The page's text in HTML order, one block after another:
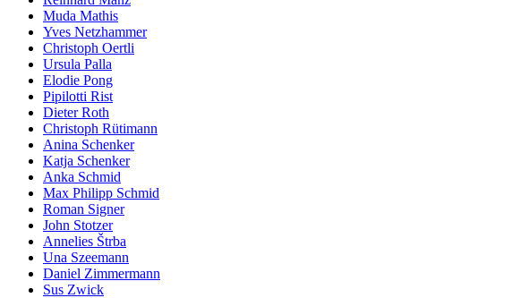
Muda Mathis
Yves Netzhammer
Christoph Oertli
Ursula Palla
Elodie Pong
Pipilotti Rist
Dieter Roth
Christoph Rütimann
Anina Schenker
Katja Schenker
Anka Schmid
Max Philipp Schmid
Roman Signer
John Stotzer
Annelies Štrba
Una Szeemann
Daniel Zimmermann
Sus Zwick